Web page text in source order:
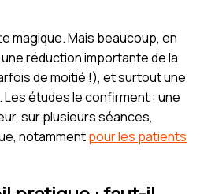
magique. Mais beaucoup, en
réduction importante de la
de moitié !), et surtout une
études le confirment : une
sur plusieurs séances,
notammentpour les patients